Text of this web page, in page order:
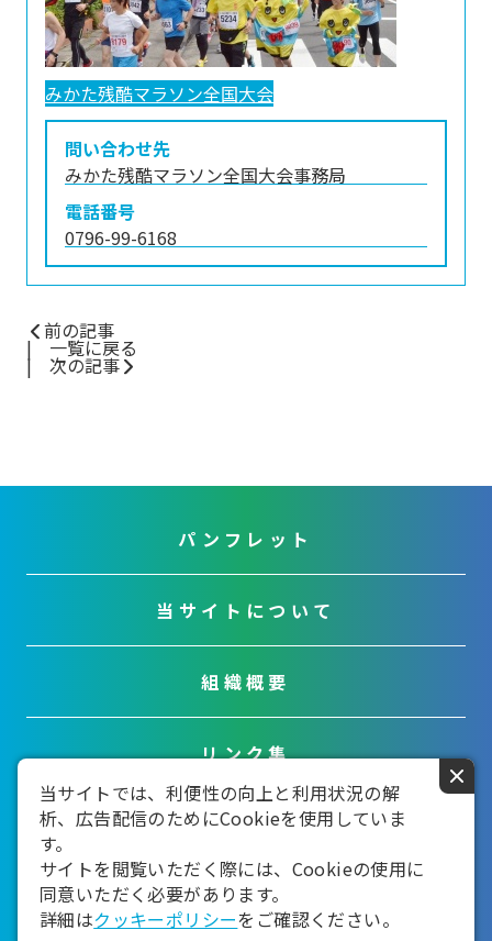
みかた残酷マラソン全国大会
問い合わせ先
みかた残酷マラソン全国大会事務局
電話番号
0796-99-6168
前の記事
一覧に戻る
次の記事
パンフレット
当サイトについて
組織概要
リンク集
お問い合わせ
当サイトでは、利便性の向上と利用状況の解
析、広告配信のためにCookieを使用していま
す。
サイトを閲覧いただく際には、Cookieの使用に
同意いただく必要があります。
詳細はクッキーポリシーをご確認ください。
×